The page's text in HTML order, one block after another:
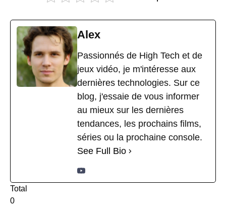
Alex
Passionnés de High Tech et de
jeux vidéo, je m'intéresse aux
dernières technologies. Sur ce
blog, j'essaie de vous informer
au mieux sur les dernières
tendances, les prochains films,
séries ou la prochaine console.
See Full Bio
Total
0